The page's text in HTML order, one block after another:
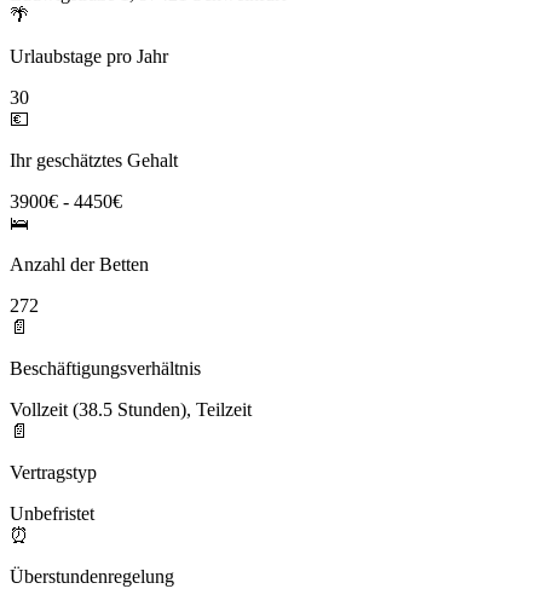
🌴
Urlaubstage pro Jahr
30
💶
Ihr geschätztes Gehalt
3900€ - 4450€
🛌
Anzahl der Betten
272
📄
Beschäftigungsverhältnis
Vollzeit (38.5 Stunden), Teilzeit
📄
Vertragstyp
Unbefristet
⏰
Überstundenregelung